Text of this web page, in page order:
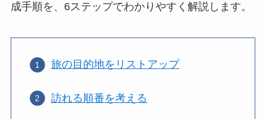
成手順を、6ステップでわかりやすく解説します。
旅の目的地をリストアップ
訪れる順番を考える